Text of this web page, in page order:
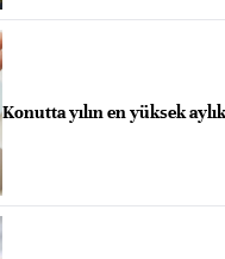
Konutta yılın en yüksek aylık